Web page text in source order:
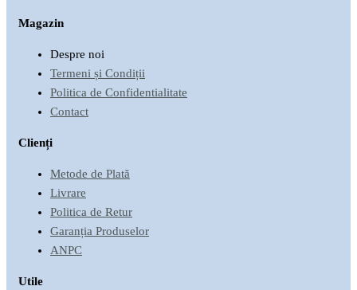
Magazin
Despre noi
Termeni și Condiții
Politica de Confidentialitate
Contact
Clienți
Metode de Plată
Livrare
Politica de Retur
Garanția Produselor
ANPC
Utile